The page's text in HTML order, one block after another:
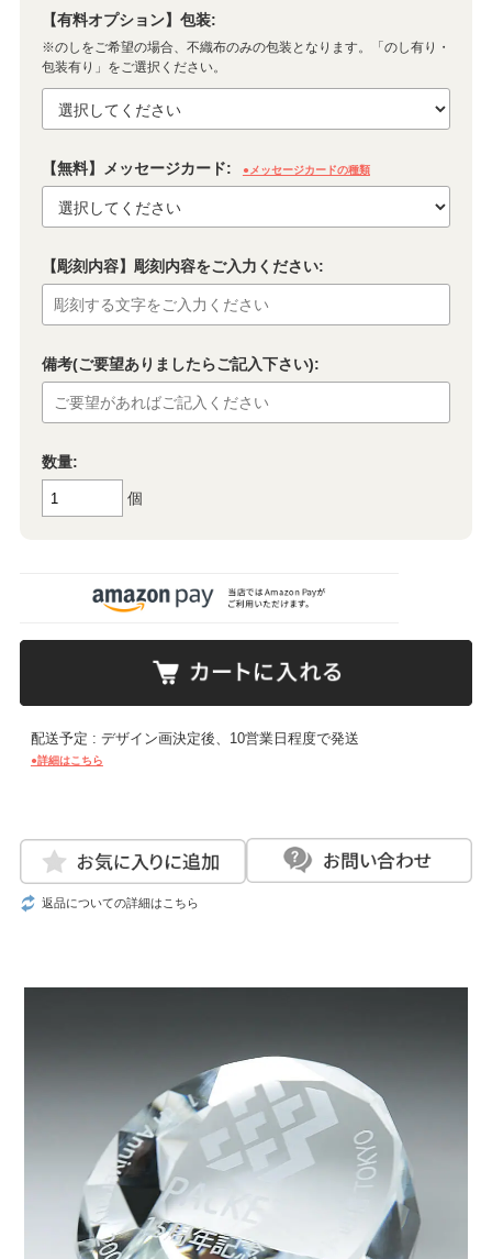
【有料オプション】包装:
※のしをご希望の場合、不織布のみの包装となります。「のし有り・
包装有り」をご選択ください。
【無料】メッセージカード: ●メッセージカードの種類
【彫刻内容】彫刻内容をご入力ください:
備考(ご要望ありましたらご記入下さい):
数量:
個
配送予定 : デザイン画決定後、10営業日程度で発送
●詳細はこちら
返品についての詳細はこちら